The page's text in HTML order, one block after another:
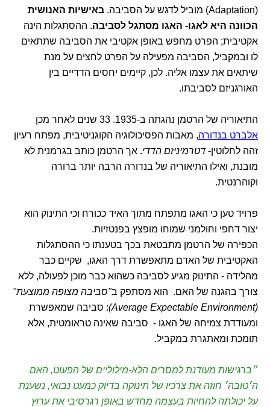
(Adaptation) מוביל לדגש על הסביבה.
באישיות האנושית
הכוונה היא לאגו- האגו מסתגל לסביבה. ההסתגלות הינה
אקטיבית; הפרט מחפש באופן אקטיבי את הסביבה שתתאים
לו ובמקביל, הסביבה מפעילה על הפרט לחצים על מנת
שיתאים את עצמו אליה. לכן, קיימים יחסים הדדיים בין
האורגניזם לסביבתו.
התיאוריה של הרטמן נהגתה ב-1935. 33 שנים לאחר מכן
אלברט בנדורה, מאבות הפסיכולוגיה הקוגניטיבית, מפתח רעיון
זהה לחלוטין-דטרמיניזם הדדי. אך הרטמן כותב בגרמנית לא
מובנת, ואילו התיאוריה של בנדורה הרבה יותר ברורה
וקוהרנטית.
פרויד טען כי האגו מתפתח מתוך האיד ככורח וכי התינוק הוא
יצור דחפי וחולמני שמוחו מופצץ בפנטזיות.
הכפירה של הרטמן מתבטאת בכך בטענתו כי ההסתגלות
האקטיבית של האדם מתאפשרת דרך האגו, שקיים כבר
מהלידה - התינוק מגיע לסביבה כשהוא כבר מוכן לפעולה, ללא
צורך בהגנה של האם. הוא מסתפק ב"סביבה מצופה ממוצעת"
(Average Expectable Environment)
: סביבה שמאפשרת
ומעודדת צמיחה של האגו - סביבה שאינה טראומטית, אלא
תומכת ומאתגרת במקביל.
״ברגישות מעודנת למסרים הלא-מילוליים של הפעוט, האם
ה׳טובה׳ חוזה את צרכיו של תינוקה בדיוק כמעט נבואי, נשענת
על יכולתה להחיות בעצמה מחדש באופן רגרסיבי את ערוץ